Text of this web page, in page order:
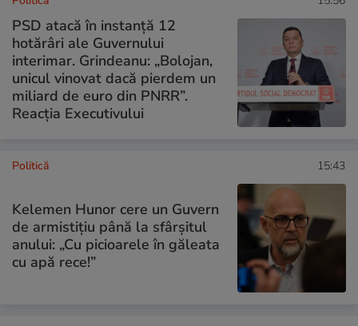
PSD atacă în instanță 12
hotărâri ale Guvernului
interimar. Grindeanu: „Bolojan,
unicul vinovat dacă pierdem un
miliard de euro din PNRR”.
Reacția Executivului
Politică 15:43
Kelemen Hunor cere un Guvern
de armistițiu până la sfârșitul
anului: „Cu picioarele în găleata
cu apă rece!”